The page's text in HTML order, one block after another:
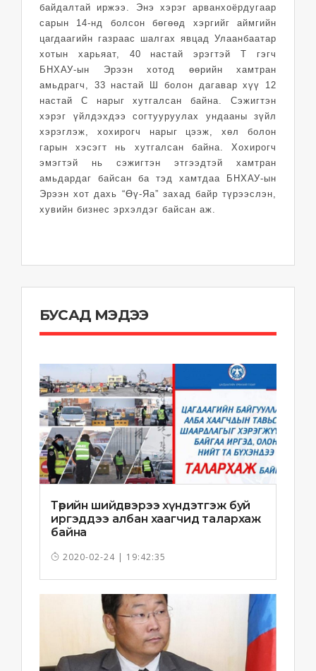
байдалтай иржээ. Энэ хэрэг арванхоёрдугаар
сарын 14-нд болсон бөгөөд хэргийг аймгийн
цагдаагийн газраас шалгах явцад Улаанбаатар
хотын харьяат, 40 настай эрэгтэй Т гэгч
БНХАУ-ын Эрээн хотод өөрийн хамтран
амьдрагч, 33 настай Ш болон дагавар хүү 12
настай С нарыг хутгалсан байна. Сэжигтэн
хэрэг үйлдэхдээ согтууруулах ундааны зүйл
хэрэглэж, хохирогч нарыг цээж, хөл болон
гарын хэсэгт нь хутгалсан байна. Хохирогч
эмэгтэй нь сэжигтэн этгээдтэй хамтран
амьдардаг байсан ба тэд хамтдаа БНХАУ-ын
Эрээн хот дахь “Өү-Яа” захад байр түрээслэн,
хувийн бизнес эрхэлдэг байсан аж.
БУСАД МЭДЭЭ
Төрийн шийдвэрээ хүндэтгэж буй
иргэддээ албан хаагчид талархаж
байна
2020-02-24 | 19:42:35